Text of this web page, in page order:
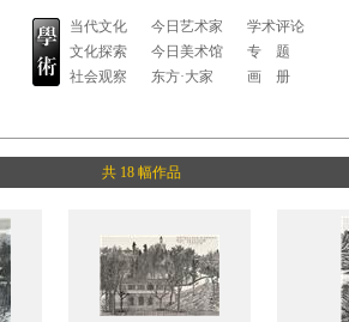
当代文化
文化探索
社会观察
今日艺术家
今日美术馆
东方·大家
学术评论
专 题
画 册
共 18 幅作品